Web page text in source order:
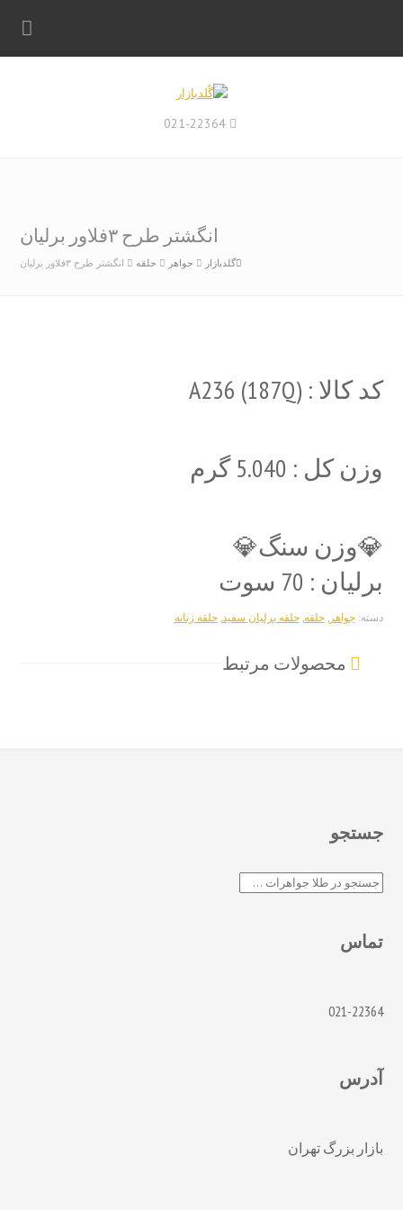
انگشتر طرح ۳فلاور برلیان
گلدبازار جواهر حلقه انگشتر طرح ۳فلاور برلیان
کد کالا : (A236 (187Q
وزن کل : 5.040 گرم
💎وزن سنگ💎
برلیان : 70 سوت
دسته:جواهر,حلقه,حلقه برلیان سفید,حلقه زنانه
محصولات مرتبط
جستجو
جستجو
تماس
021-22364
آدرس
بازار بزرگ تهران